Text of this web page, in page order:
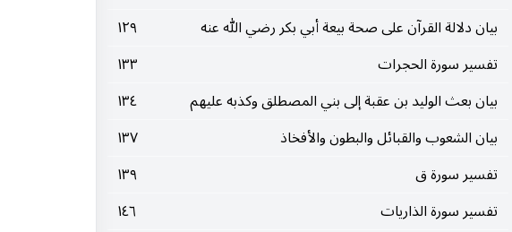
بيان دلالة القرآن على صحة بيعة أبي بكر رضي الله عنه
١٢٩
تفسير سورة الحجرات
١٣٣
بيان بعث الوليد بن عقبة إلى بني المصطلق وكذبه عليهم
١٣٤
بيان الشعوب والقبائل والبطون والأفخاذ
١٣٧
تفسير سورة ق
١٣٩
تفسير سورة الذاريات
١٤٦